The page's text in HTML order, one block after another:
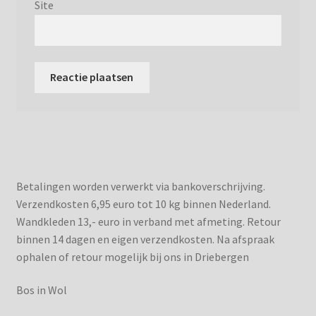
Site
Betalingen worden verwerkt via bankoverschrijving.
Verzendkosten 6,95 euro tot 10 kg binnen Nederland.
Wandkleden 13,- euro in verband met afmeting. Retour
binnen 14 dagen en eigen verzendkosten. Na afspraak
ophalen of retour mogelijk bij ons in Driebergen
Bos in Wol